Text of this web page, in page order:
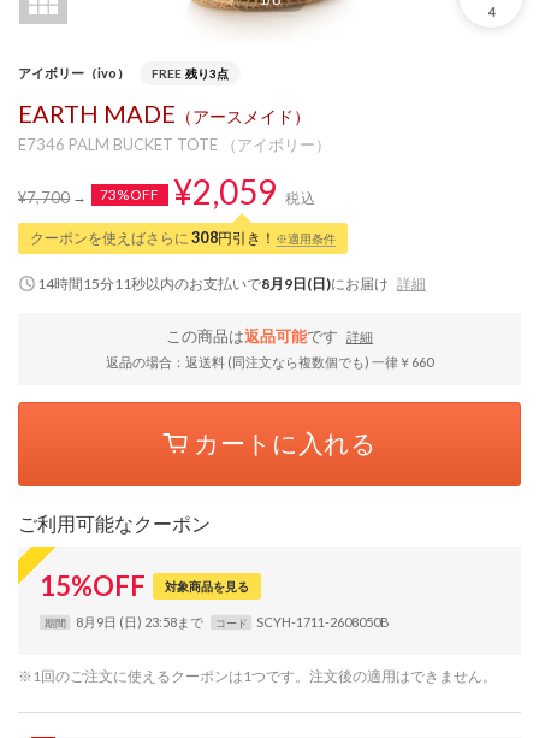
4
アイボリー（ivo） FREE 残り3点
EARTH MADE （アースメイド）
E7346 PALM BUCKET TOTE （アイボリー）
¥7,700 73%OFF ¥2,059 税込
クーポンを使えばさらに 308円引き！ ※適用条件
14時間15分11秒以内のお支払いで8月9日(日)にお届け 詳細
この商品は返品可能です
詳細
返品の場合：返送料 (同注文なら複数個でも) 一律￥660
カートに入れる
ご利用可能なクーポン
15%OFF 対象商品を見る
期間 8月9日 (日) 23:58まで コード SCYH-1711-2608050B
※1回のご注文に使えるクーポンは1つです。注文後の適用はできません。